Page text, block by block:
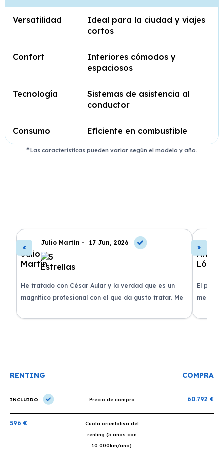
Versatilidad
Ideal para la ciudad y viajes
cortos
Confort
Interiores cómodos y
espaciosos
Tecnología
Sistemas de asistencia al
conductor
Consumo Eficiente en combustible
Las características pueden variar según el modelo y año.
Julio Martín - 17 Jun, 2026
He tratado con César Aular y la verdad que es un
magnífico profesional con el que da gusto tratar. Me
recomiendo un montón, muchas gracias!
El
me
plazo
RENTING COMPRA
INCLUIDO Precio de compra 60.792 €
596 €
Cuota orientativa del
renting (5 años con
10.000km/año)